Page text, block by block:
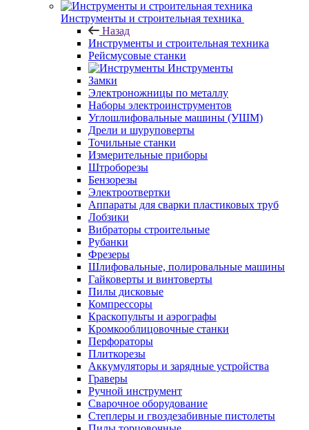
Инструменты и строительная техника
Назад
Инструменты и строительная техника
Рейсмусовые станки
Инструменты
Замки
Электроножницы по металлу
Наборы электроинструментов
Углошлифовальные машины (УШМ)
Дрели и шуруповерты
Точильные станки
Измерительные приборы
Штроборезы
Бензорезы
Электроотвертки
Аппараты для сварки пластиковых труб
Лобзики
Вибраторы строительные
Рубанки
Фрезеры
Шлифовальные, полировальные машины
Гайковерты и винтоверты
Пилы дисковые
Компрессоры
Краскопульты и аэрографы
Кромкооблицовочные станки
Перфораторы
Плиткорезы
Аккумуляторы и зарядные устройства
Граверы
Ручной инструмент
Сварочное оборудование
Степлеры и гвоздезабивные пистолеты